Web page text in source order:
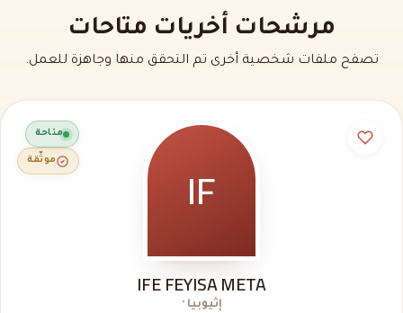
مرشحات أخريات متاحات
تصفح ملفات شخصية أخرى تم التحقق منها وجاهزة للعمل.
متاحة
موثّقة IF
IFE FEYISA META
إثيوبيا ·